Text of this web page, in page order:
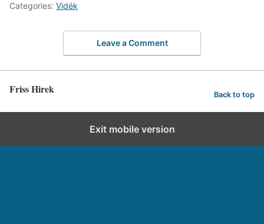
Categories: Vidék
Leave a Comment
Friss Hirek Back to top
Exit mobile version